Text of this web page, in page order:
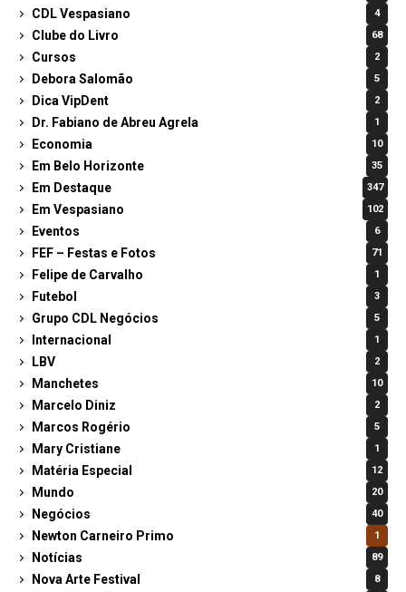
CDL Vespasiano 4
Clube do Livro 68
Cursos 2
Debora Salomão 5
Dica VipDent 2
Dr. Fabiano de Abreu Agrela 1
Economia 10
Em Belo Horizonte 35
Em Destaque 347
Em Vespasiano 102
Eventos 6
FEF – Festas e Fotos 71
Felipe de Carvalho 1
Futebol 3
Grupo CDL Negócios 5
Internacional 1
LBV 2
Manchetes 10
Marcelo Diniz 2
Marcos Rogério 5
Mary Cristiane 1
Matéria Especial 12
Mundo 20
Negócios 40
Newton Carneiro Primo 1
Notícias 89
Nova Arte Festival 8